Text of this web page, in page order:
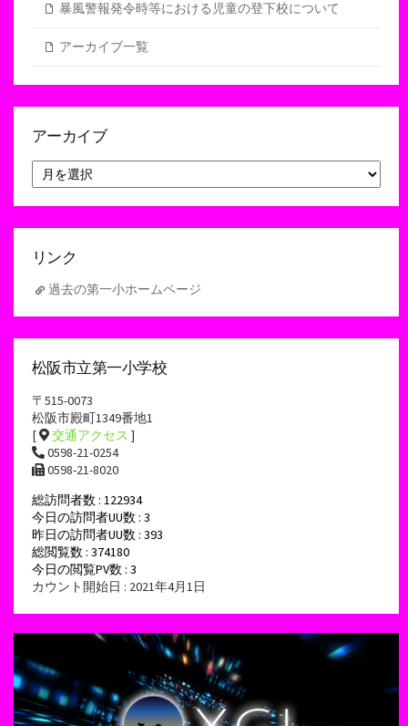
暴風警報発令時等における児童の登下校について
アーカイブ一覧
アーカイブ
ー
カ
リンク
過去の第一小ホームページ
松阪市立第一小学校
〒515-0073
松阪市殿町1349番地1
[
交通アクセス ]
0598-21-0254
0598-21-8020
総訪問者数 : 122934
今日の訪問者UU数 : 3
昨日の訪問者UU数 : 393
総閲覧数 : 374180
今日の閲覧PV数 : 3
カウント開始日 : 2021年4月1日